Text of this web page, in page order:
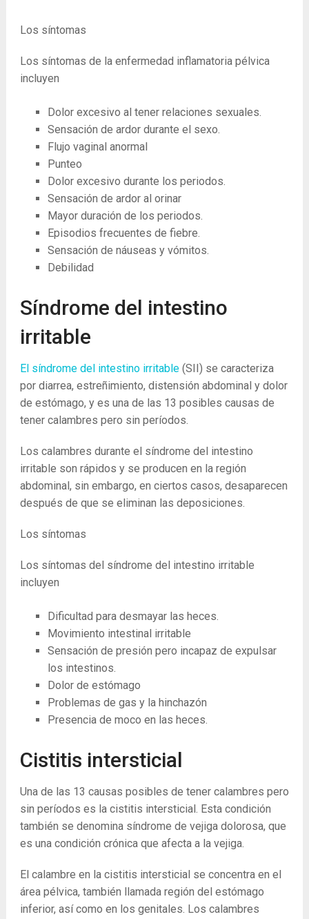
Los síntomas
Los síntomas de la enfermedad inflamatoria pélvica
incluyen
Dolor excesivo al tener relaciones sexuales.
Sensación de ardor durante el sexo.
Flujo vaginal anormal
Punteo
Dolor excesivo durante los periodos.
Sensación de ardor al orinar
Mayor duración de los periodos.
Episodios frecuentes de fiebre.
Sensación de náuseas y vómitos.
Debilidad
Síndrome del intestino
irritable
El síndrome del intestino irritable(SII) se caracteriza
por diarrea, estreñimiento, distensión abdominal y dolor
de estómago, y es una de las 13 posibles causas de
tener calambres pero sin períodos.
Los calambres durante el síndrome del intestino
irritable son rápidos y se producen en la región
abdominal, sin embargo, en ciertos casos, desaparecen
después de que se eliminan las deposiciones.
Los síntomas
Los síntomas del síndrome del intestino irritable
incluyen
Dificultad para desmayar las heces.
Movimiento intestinal irritable
Sensación de presión pero incapaz de expulsar
los intestinos.
Dolor de estómago
Problemas de gas y la hinchazón
Presencia de moco en las heces.
Cistitis intersticial
Una de las 13 causas posibles de tener calambres pero
sin períodos es la cistitis intersticial. Esta condición
también se denomina síndrome de vejiga dolorosa, que
es una condición crónica que afecta a la vejiga.
El calambre en la cistitis intersticial se concentra en el
área pélvica, también llamada región del estómago
inferior, así como en los genitales. Los calambres